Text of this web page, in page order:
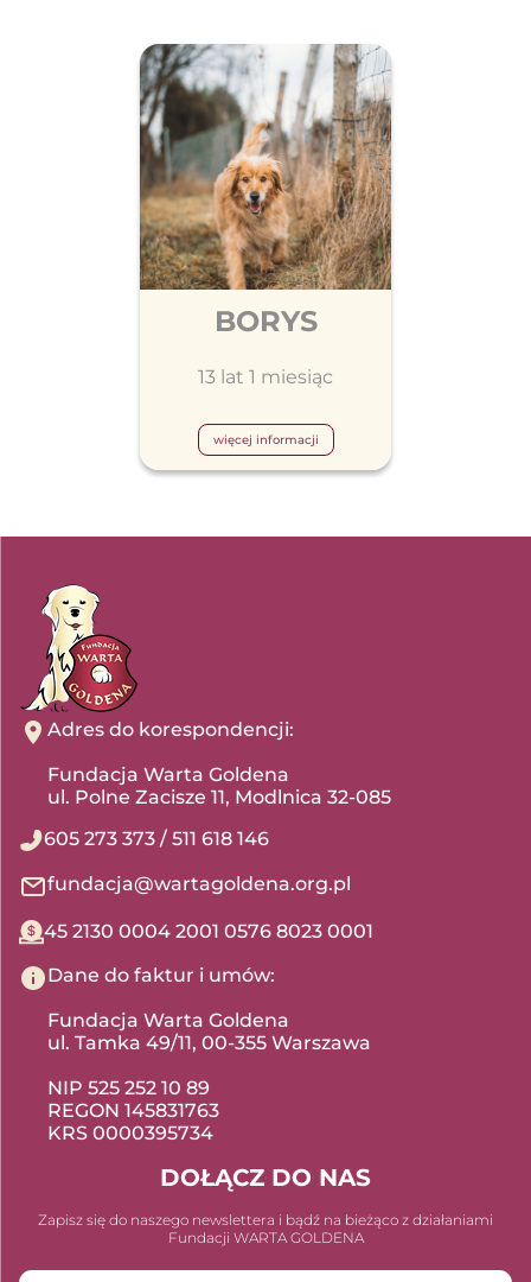
BORYS
13 lat 1 miesiąc
więcej informacji
Adres do korespondencji:
Fundacja Warta Goldena
ul. Polne Zacisze 11, Modlnica 32-085
605 273 373 / 511 618 146
fundacja@wartagoldena.org.pl
45 2130 0004 2001 0576 8023 0001
Dane do faktur i umów:
Fundacja Warta Goldena
ul. Tamka 49/11, 00-355 Warszawa
NIP 525 252 10 89
REGON 145831763
KRS 0000395734
DOŁĄCZ DO NAS
Zapisz się do naszego newslettera i bądź na bieżąco z działaniami
Fundacji WARTA GOLDENA